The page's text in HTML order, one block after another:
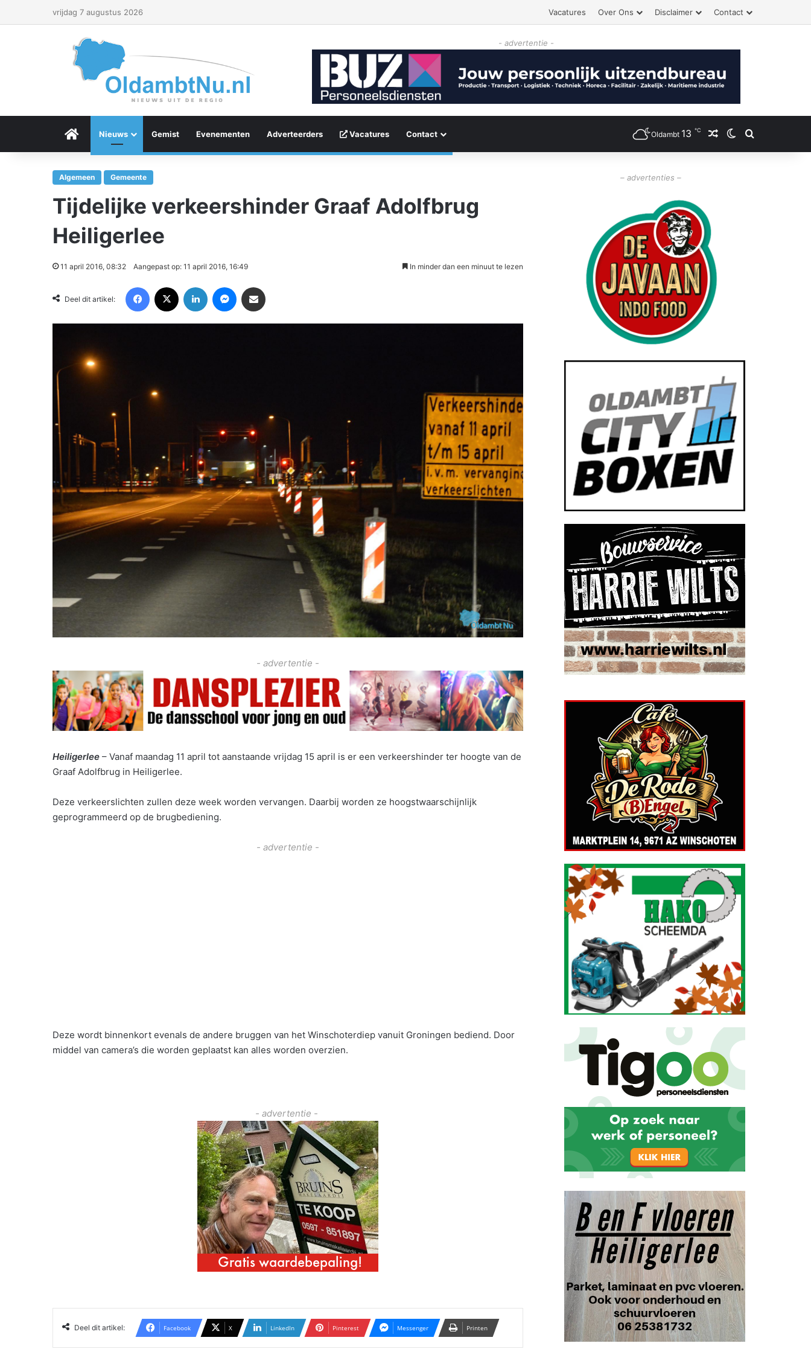
vrijdag 7 augustus 2026 Vacatures Over Ons Disclaimer Contact
- advertentie -
Menu Item
Nieuws Gemist Evenementen Adverteerders Vacatures Contact Oldambt 13 ℃ Willekeurig artikel
Switch skin
Zoeken
Algemeen Gemeente
Tijdelijke verkeershinder Graaf Adolfbrug
Heiligerlee
11 april 2016, 08:32 Aangepast op: 11 april 2016, 16:49 In minder dan een minuut te lezen
Deel dit artikel:
- advertentie -
Heiligerlee – Vanaf maandag 11 april tot aanstaande vrijdag 15 april is er een verkeershinder ter hoogte van de
Graaf Adolfbrug in Heiligerlee.
Deze verkeerslichten zullen deze week worden vervangen. Daarbij worden ze hoogstwaarschijnlijk
geprogrammeerd op de brugbediening.
- advertentie -
Deze wordt binnenkort evenals de andere bruggen van het Winschoterdiep vanuit Groningen bediend. Door
middel van camera’s die worden geplaatst kan alles worden overzien.
- advertentie -
Deel dit artikel: Facebook X LinkedIn Pinterest Messenger Printen
– advertenties –